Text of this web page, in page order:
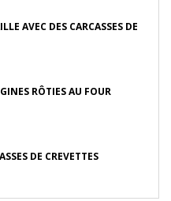
AVEC DES CARCASSES DE
RÔTIES AU FOUR
DE CREVETTES